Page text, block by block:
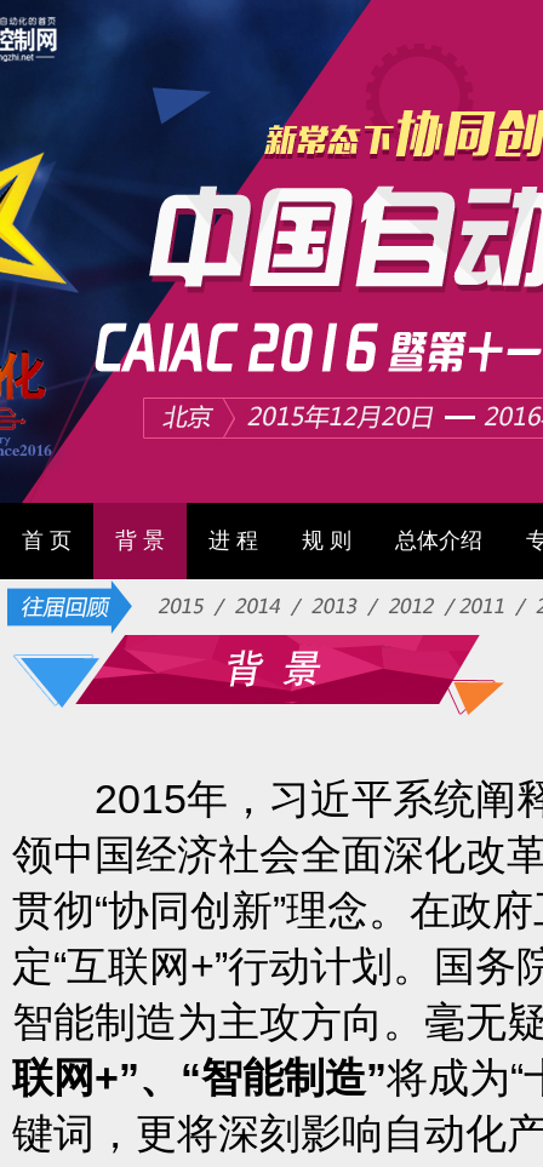
首 页 背 景 进 程 规 则 总体介绍
2015年，习近平系统阐释
领中国经济社会全面深化改
贯彻“协同创新”理念。在政
定“互联网+”行动计划。国
智能制造为主攻方向。毫无
联网+”、“智能制造”将成为“
键词，更将深刻影响自动化